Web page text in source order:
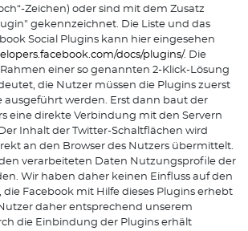
Zeichen) oder sind mit dem Zusatz
gekennzeichnet. Die Liste und das
Social Plugins kann hier eingesehen
docs/plugins/. Die
einer so genannten 2-Klick-Lösung
die Nutzer müssen die Plugins zuerst
ausgeführt werden. Erst dann baut der
eine direkte Verbindung mit den Servern
Inhalt der Twitter-Schaltflächen wird
an den Browser des Nutzers übermittelt.
verarbeiteten Daten Nutzungsprofile der
Wir haben daher keinen Einfluss auf den
Facebook mit Hilfe dieses Plugins erhebt
daher entsprechend unserem
die Einbindung der Plugins erhält